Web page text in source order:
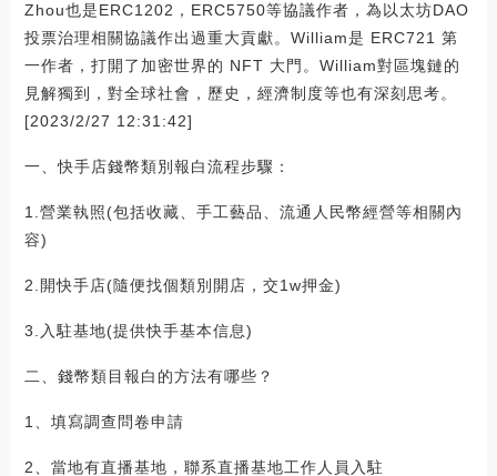
Zhou也是ERC1202，ERC5750等協議作者，為以太坊DAO
投票治理相關協議作出過重大貢獻。William是 ERC721 第
一作者，打開了加密世界的 NFT 大門。William對區塊鏈的
見解獨到，對全球社會，歷史，經濟制度等也有深刻思考。
[2023/2/27 12:31:42]
一、快手店錢幣類別報白流程步驟：
1.營業執照(包括收藏、手工藝品、流通人民幣經營等相關內
容)
2.開快手店(隨便找個類別開店，交1w押金)
3.入駐基地(提供快手基本信息)
二、錢幣類目報白的方法有哪些？
1、填寫調查問卷申請
2、當地有直播基地，聯系直播基地工作人員入駐